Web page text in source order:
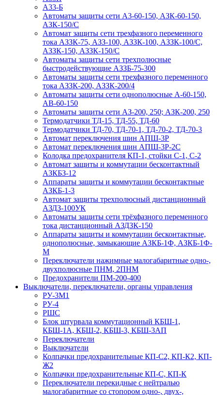
А33-Б
Автоматы защиты сети А3-60-150, АЗК-60-150,
АЗК-150/С
Автомат защиты сети трехфазного переменного
тока АЗЗК-75, АЗЗ-100, АЗЗК-100, АЗЗК-100/С,
АЗЗК-150, АЗЗК-150/С
Автоматы защиты сети трехполюсные
быстродействующие АЗЗБ-75-300
Автоматы защиты сети трехфазного переменного
тока АЗЗК-200, АЗЗК-200/4
Автоматы защиты сети однополюсные А-60-150,
АВ-60-150
Автоматы защиты сети АЗ-200, 250; АЗК-200, 250
Термодатчики ТД-15, ТД-55, ТД-60
Термодатчики ТД-70, ТД-70-1, ТД-70-2, ТД-70-3
Автомат переключения шин АПШ-3Р
Автомат переключения шин АПШ-3P-2С
Колодка предохранителя КП-1, стойки С-1, С-2
Автомат защиты и коммутации бесконтактный
АЗКБЗ-12
Аппараты защиты и коммутации бесконтактные
АЗКБ-1-3
Автомат защиты трехполюсный дистанционный
АЗДЗ-100УК
Автоматы защиты сети трёхфазного переменного
тока дистанционный АЗДЗК-150
Аппараты защиты и коммутации бесконтактные,
однополюсные, замыкающие АЗКБ-1Ф, АЗКБ-1Ф-
М
Переключатели нажимные малогабаритные одно-,
двухполюсные ПНМ, 2ПНМ
Предохранители ПМ-200-400
Выключатели, переключатели, органы управления
РУ-3М1
РУ-4
РШС
Блок штурвала коммутационный КБШ-1,
КБШ-1А, КБШ-2, КБШ-3, КБШ-3АП
Переключатели
Выключатели
Колпачки предохранительные КП-С2, КП-К2, КП-
Ж2
Колпачки предохранительные КП-С, КП-К
Переключатели перекидные с нейтралью
малогабаритные со стопором одно-, двух-,